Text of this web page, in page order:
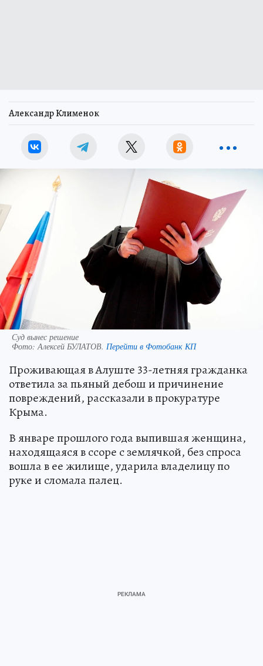
Александр Клименок
Суд вынес решение
Фото:Алексей БУЛАТОВ. Перейти в Фотобанк КП
Проживающая в Алуште 33-летняя гражданка
ответила за пьяный дебош и причинение
повреждений, рассказали в прокуратуре
Крыма.
В январе прошлого года выпившая женщина,
находящаяся в ссоре с землячкой, без спроса
вошла в ее жилище, ударила владелицу по
руке и сломала палец.